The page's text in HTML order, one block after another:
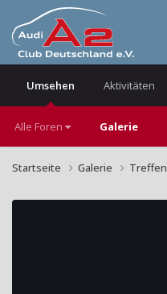
Umsehen
Alle Foren Galerie
Aktivitäten
Startseite Galerie Treffen